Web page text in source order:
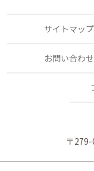
サイトマップ
お問い合わせ
〒